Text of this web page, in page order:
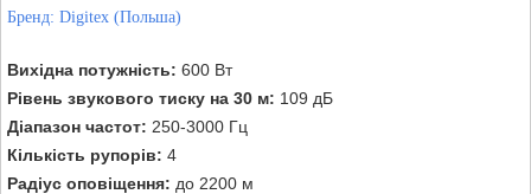
Бренд: Digitex (Польша)
Вихідна потужність: 600 Вт
Рівень звукового тиску на 30 м: 109 дБ
Діапазон частот: 250-3000 Гц
Кількість рупорів: 4
Радіус оповіщення: до 2200 м